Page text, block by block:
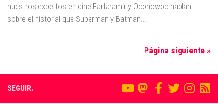
nuestros expertos en cine Farfaramir y Oconowoc hablan
sobre el historial que Superman y Batman...
Página siguiente »
SEGUIR: